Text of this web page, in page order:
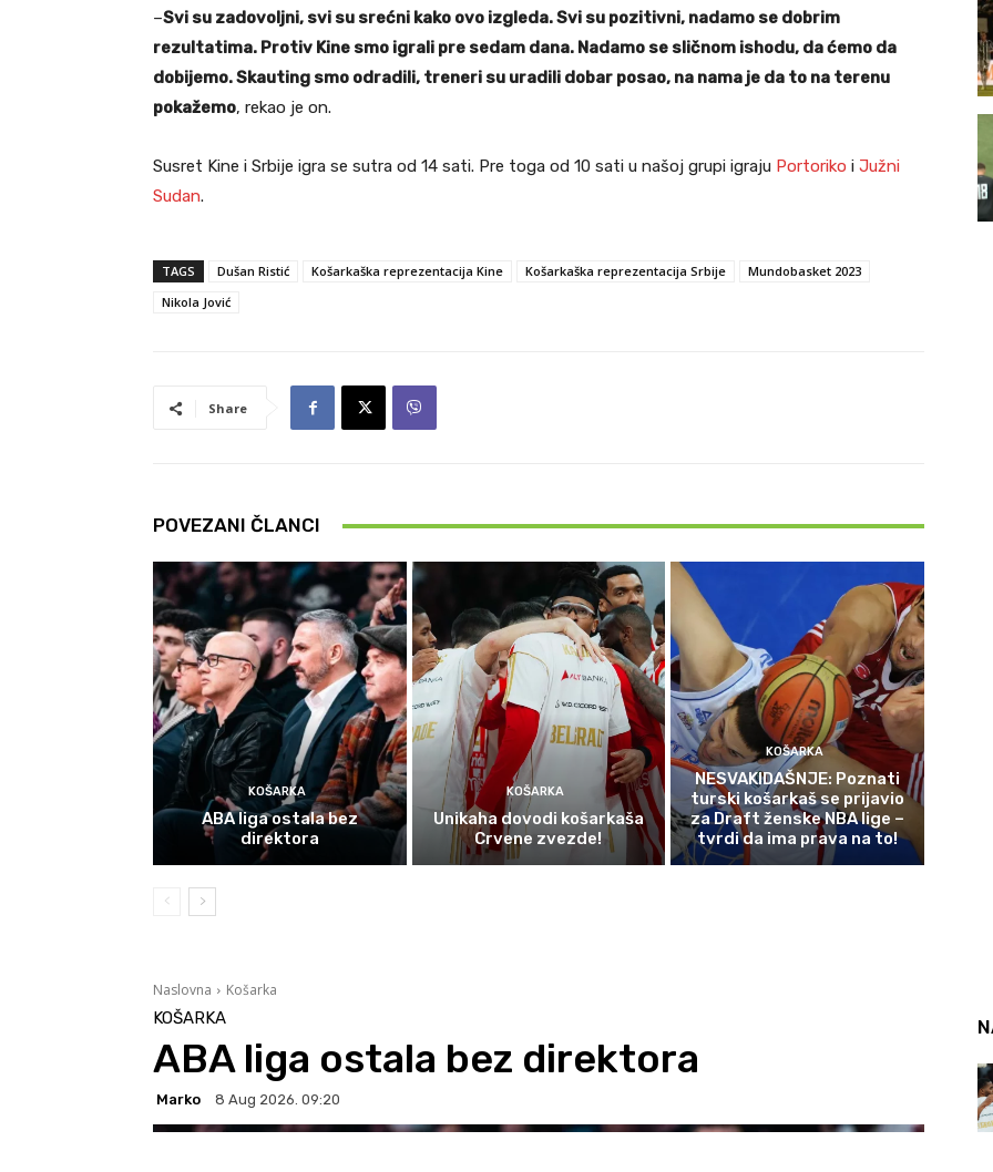
–Svi su zadovoljni, svi su srećni kako ovo izgleda. Svi su pozitivni, nadamo se dobrim
rezultatima. Protiv Kine smo igrali pre sedam dana. Nadamo se sličnom ishodu, da ćemo da
dobijemo. Skauting smo odradili, treneri su uradili dobar posao, na nama je da to na terenu
pokažemo, rekao je on.
Susret Kine i Srbije igra se sutra od 14 sati. Pre toga od 10 sati u našoj grupi igraju Portoriko i Južni
Sudan.
TAGS Dušan Ristić Košarkaška reprezentacija Kine Košarkaška reprezentacija Srbije
Mundobasket 2023
Nikola Jović
Share
POVEZANI ČLANCI
KOŠARKA
ABA liga ostala bez
direktora
KOŠARKA
Unikaha dovodi košarkaša
Crvene zvezde!
KOŠARKA
NESVAKIDAŠNJE: Poznati
turski košarkaš se prijavio
za Draft ženske NBA lige –
tvrdi da ima prava na to!